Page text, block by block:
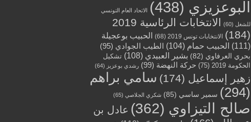
البوعزيزي (438) الاتحاد العام التونسي
للشغل (60)
الانتخابات الرئاسية 2019
(184)
الانتخابات تونس 2019 (68)
الحبيب بوعجيلة
(111)
الحبيب حمام (104) الطيب الجوادي (95)
بحري العرفاوي (82) بشير العبيدي (108)
تشكيل
الحكومة 2019
(75) حركة النهضة (99) رشدي بوعزيز (64)
زهير إسماعيل (174)
سامي براهم
(294)
سمير ساسي (85) شكري الجلاصي(65)
صالح التيزاوي (362)
عادل بن